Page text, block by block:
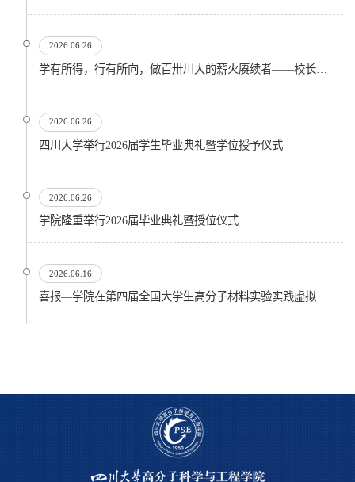
2026.06.26
2026.06.26
四川大学举行2026届学生毕业典礼暨学位授予仪式
2026.06.26
​学院隆重举行2026届毕业典礼暨授位仪式
2026.06.16